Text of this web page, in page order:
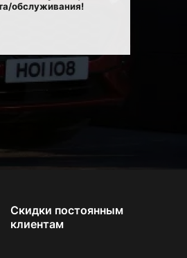
обслуживания!
Скидки постоянным
клиентам